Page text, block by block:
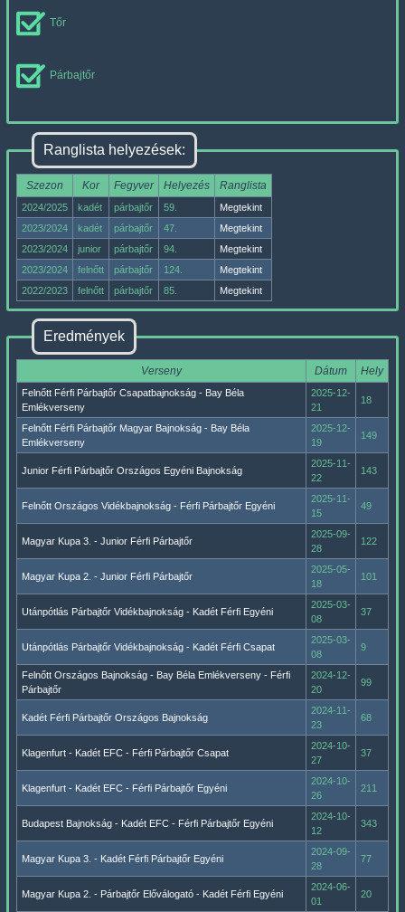
Tőr
Párbajtőr
Ranglista helyezések:
Szezon Kor Fegyver Helyezés Ranglista
2024/2025 kadét párbajtőr 59.
Megtekint
2023/2024
kadét párbajtőr 47.
Megtekint
2023/2024
junior párbajtőr 94.
Megtekint
2023/2024
felnőtt párbajtőr 124.
Megtekint
2022/2023
felnőtt párbajtőr 85. Megtekint
Eredmények
Verseny Dátum Hely
Felnőtt Férfi Párbajtőr Csapatbajnokság - Bay Béla
Emlékverseny
2025-12-
21
18
Felnőtt Férfi Párbajtőr Magyar Bajnokság - Bay Béla
Emlékverseny
2025-12-
19
149
Junior Férfi Párbajtőr Országos Egyéni Bajnokság
2025-11-
22
143
Felnőtt Országos Vidékbajnokság - Férfi Párbajtőr Egyéni
2025-11-
15
49
Magyar Kupa 3. - Junior Férfi Párbajtőr
2025-09-
28
122
Magyar Kupa 2. - Junior Férfi Párbajtőr
2025-05-
18
101
Utánpótlás Párbajtőr Vidékbajnokság - Kadét Férfi Egyéni
2025-03-
08
37
Utánpótlás Párbajtőr Vidékbajnokság - Kadét Férfi Csapat
2025-03-
08
9
Felnőtt Országos Bajnokság - Bay Béla Emlékverseny - Férfi
Párbajtőr
2024-12-
20
99
Kadét Férfi Párbajtőr Országos Bajnokság
2024-11-
23
68
Klagenfurt - Kadét EFC - Férfi Párbajtőr Csapat
2024-10-
27
37
Klagenfurt - Kadét EFC - Férfi Párbajtőr Egyéni
2024-10-
26
211
Budapest Bajnokság - Kadét EFC - Férfi Párbajtőr Egyéni
2024-10-
12
343
Magyar Kupa 3. - Kadét Férfi Párbajtőr Egyéni
2024-09-
28
77
Magyar Kupa 2. - Párbajtőr Előválogató - Kadét Férfi Egyéni
2024-06-
01
20